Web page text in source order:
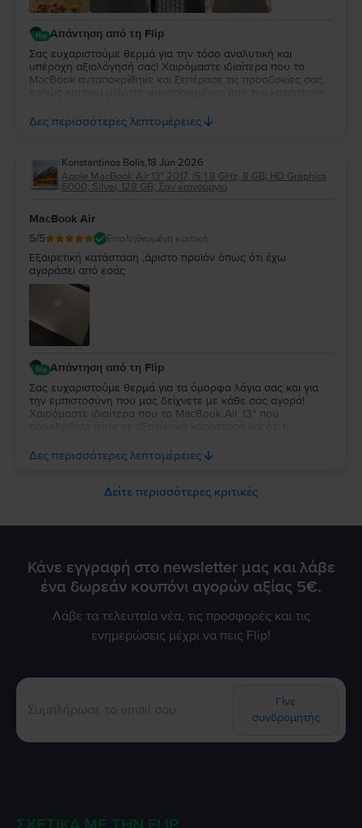
μελλοντικές αγορές μου, καθώς κέρδισε την εμπιστοσύνη
εξυπηρέτηση. Συγχαρητήρια σε όλη την ομάδα για τον
επαγγελματισμό σας. Συνεχίστε την εξαιρετική δουλειά!
Απάντηση από τη Flip
Σας ευχαριστούμε θερμά για την τόσο αναλυτική και
υπέροχη αξιολόγησή σας! Χαιρόμαστε ιδιαίτερα που το
MacBook ανταποκρίθηκε και ξεπέρασε τις προσδοκίες σας,
εμπειρία αγοράς. Τα λόγια σας για την ομάδα μας και την
εξυπηρέτηση που λάβατε μας τιμούν ιδιαίτερα και
προσφέρουμε προϊόντα και υπηρεσίες υψηλής ποιότητας.
Μας χαροποιεί ακόμη περισσότερο το γεγονός ότι
κερδίσαμε την εμπιστοσύνη σας και ότι μας επιλέγετε ξανά
και θα είναι μεγάλη μας χαρά να σας εξυπηρετήσουμε ξανά
στο μέλλον!
Δες περισσότερες λεπτομέρειες
Konstantinos Bolis,18 Jun 2026
Apple MacBook Air 13″ 2017, i5 1.8 GHz, 8 GB, HD Graphics
6000, Silver, 128 GB, Σαν καινούργιο
MacBook Air
5/5 Επαληθευμένη κριτική
Εξαιρετική κατάσταση ,άριστο προϊόν όπως ότι έχω
αγοράσει από εσάς
Απάντηση από τη Flip
Σας ευχαριστούμε θερμά για τα όμορφα λόγια σας και για
την εμπιστοσύνη που μας δείχνετε με κάθε σας αγορά!
Χαιρόμαστε ιδιαίτερα που το MacBook Air 13″ που
σας. Η διαχρονική σας προτίμηση είναι η μεγαλύτερη
επιβράβευση για την ομάδα μας. Θα χαρούμε να σας
Δες περισσότερες λεπτομέρειες
Δείτε περισσότερες κριτικές
Κάνε εγγραφή στο newsletter μας και λάβε
ένα δωρεάν κουπόνι αγορών αξίας 5€.
Λάβε τα τελευταία νέα, τις προσφορές και τις
ενημερώσεις μέχρι να πεις Flip!
Γίνε
συνδρομητής